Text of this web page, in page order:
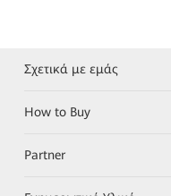
Σχετικά με εμάς
How to Buy
Partner